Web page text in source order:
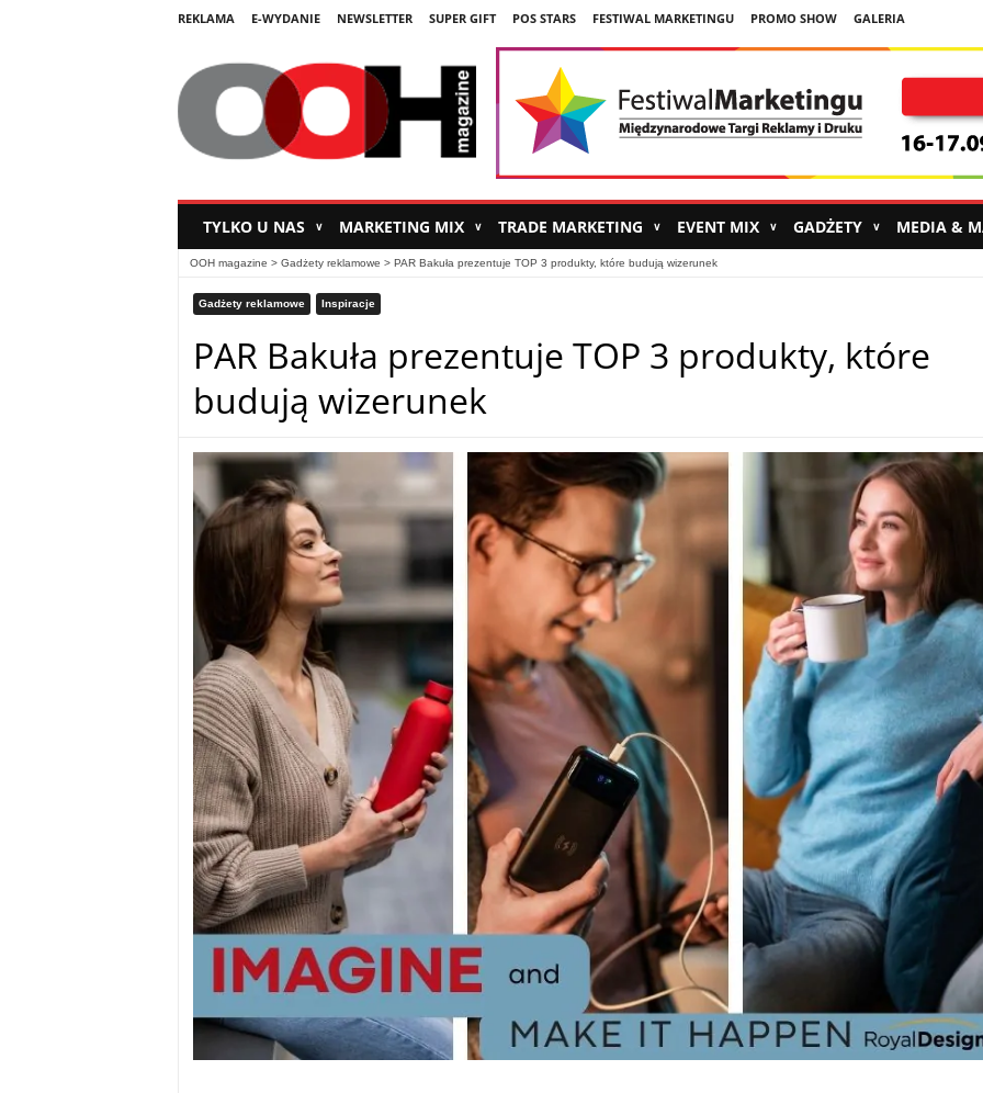
REKLAMA E-WYDANIE NEWSLETTER SUPER GIFT POS STARS FESTIWAL MARKETINGU PROMO SHOW GALERIA
TYLKO U NAS ∨ MARKETING MIX ∨ TRADE MARKETING ∨ EVENT MIX ∨ GADŻETY ∨ MEDIA &
OOH magazine > Gadżety reklamowe > PAR Bakuła prezentuje TOP 3 produkty, które budują wizerunek
Gadżety reklamowe Inspiracje
PAR Bakuła prezentuje TOP 3 produkty, które
budują wizerunek